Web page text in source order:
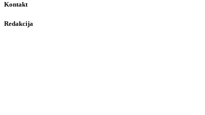
Kontakt
Redakcija